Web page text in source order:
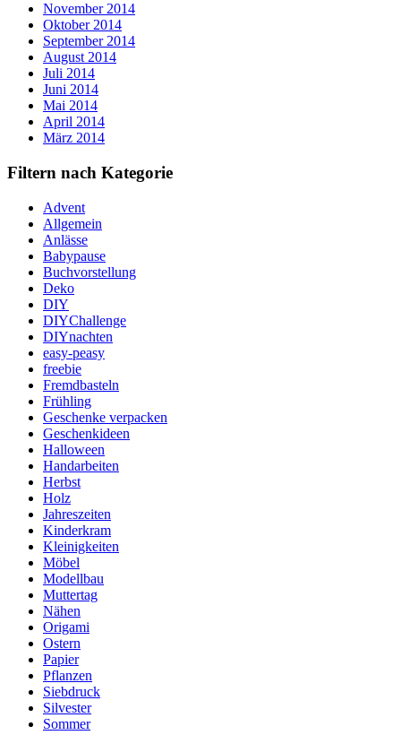
November 2014
Oktober 2014
September 2014
August 2014
Juli 2014
Juni 2014
Mai 2014
April 2014
März 2014
Filtern nach Kategorie
Advent
Allgemein
Anlässe
Babypause
Buchvorstellung
Deko
DIY
DIYChallenge
DIYnachten
easy-peasy
freebie
Fremdbasteln
Frühling
Geschenke verpacken
Geschenkideen
Halloween
Handarbeiten
Herbst
Holz
Jahreszeiten
Kinderkram
Kleinigkeiten
Möbel
Modellbau
Muttertag
Nähen
Origami
Ostern
Papier
Pflanzen
Siebdruck
Silvester
Sommer